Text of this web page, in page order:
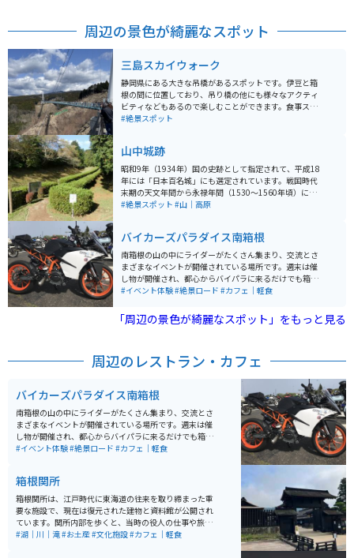
周辺の景色が綺麗なスポット
三島スカイウォーク
静岡県にある大きな吊橋があるスポットです。伊豆と箱
根の間に位置しており、吊り橋の他にも様々なアクティ
ビティなどもあるので楽しむことができます。食事スペ
ースなどもあるのでツーリングの合間に観光も兼ねて休
#絶景スポット
山中城跡
昭和9年（1934年）国の史跡として指定されて、平成18
年には「日本百名城」にも選定されています。戦国時代
末期の天文年間から永禄年間（1530～1560年頃）に後
北条氏によって築城されたもので、豊臣秀吉の小田原攻
ができる絶景スポットです。
#絶景スポット #山｜高原
バイカーズパラダイス南箱根
南箱根の山の中にライダーがたくさん集まり、交流とさ
まざまなイベントが開催されている場所です。週末は催
し物が開催され、都心からバイパラに来るだけでも箱根
の山道を気持ちよく走れるツーリングスポットです。 た
し、随時新しいバイク展示車両があるので跨りにくるも
よし。車で来てバイクレンタルで箱根の山々をツーリン
#イベント体験#絶景ロード #カフェ｜軽食
「周辺の景色が綺麗なスポット」をもっと見る
周辺のレストラン・カフェ
バイカーズパラダイス南箱根
南箱根の山の中にライダーがたくさん集まり、交流とさ
まざまなイベントが開催されている場所です。週末は催
し物が開催され、都心からバイパラに来るだけでも箱根
の山道を気持ちよく走れるツーリングスポットです。 た
よし。車で来てバイクレンタルで箱根の山々をツーリン
グするもよし。団体でツーリングした時の拠点とするも
よし。バイカーにとってのまさにパラダイスです。
#イベント体験#絶景ロード #カフェ｜軽食
箱根関所
箱根関所は、江戸時代に東海道の往来を取り締まった重
要な施設で、現在は復元された建物と資料館が公開され
ています。関所内部を歩くと、当時の役人の仕事や旅人
の緊張感が伝わり、歴史を体感できるのが魅力です。 敷
#湖｜川｜滝#お土産#文化施設#カフェ｜軽食